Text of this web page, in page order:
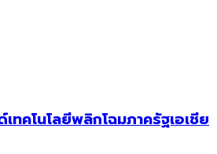
ทคโนโลยีพลิกโฉมภาครัฐเอเชีย